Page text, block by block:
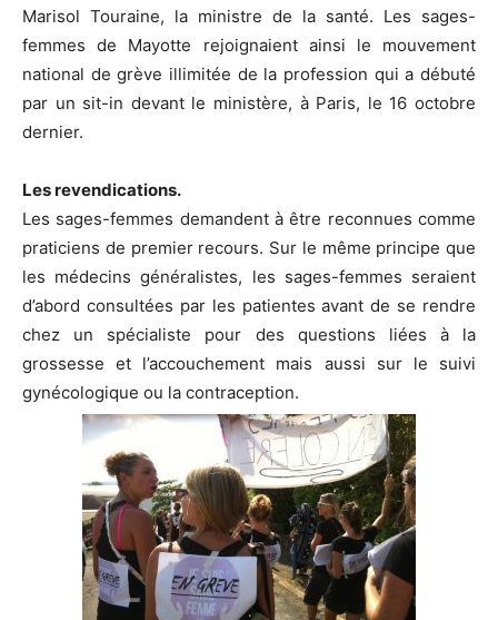
Marisol Touraine, la ministre de la santé. Les sages-
femmes de Mayotte rejoignaient ainsi le mouvement
national de grève illimitée de la profession qui a débuté
par un sit-in devant le ministère, à Paris, le 16 octobre
dernier.
Les revendications.
Les sages-femmes demandent à être reconnues comme
praticiens de premier recours. Sur le même principe que
les médecins généralistes, les sages-femmes seraient
d’abord consultées par les patientes avant de se rendre
chez un spécialiste pour des questions liées à la
grossesse et l’accouchement mais aussi sur le suivi
gynécologique ou la contraception.